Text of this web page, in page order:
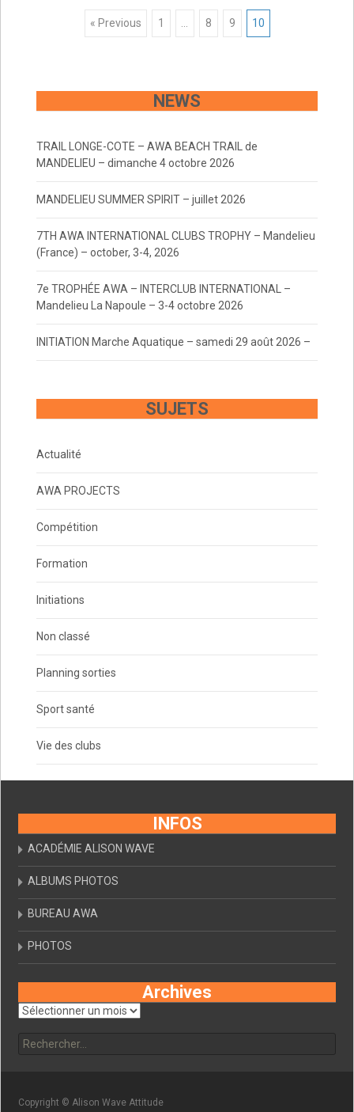
Posts
navigation
« Previous 1 8 9 10
NEWS
TRAIL LONGE-COTE – AWA BEACH TRAIL de
MANDELIEU – dimanche 4 octobre 2026
MANDELIEU SUMMER SPIRIT – juillet 2026
7TH AWA INTERNATIONAL CLUBS TROPHY – Mandelieu
(France) – october, 3-4, 2026
7e TROPHÉE AWA – INTERCLUB INTERNATIONAL –
Mandelieu La Napoule – 3-4 octobre 2026
INITIATION Marche Aquatique – samedi 29 août 2026 –
SUJETS
Actualité
AWA PROJECTS
Compétition
Formation
Initiations
Non classé
Planning sorties
Sport santé
Vie des clubs
INFOS
ACADÉMIE ALISON WAVE
ALBUMS PHOTOS
BUREAU AWA
PHOTOS
Archives
Archives
Copyright © Alison Wave Attitude